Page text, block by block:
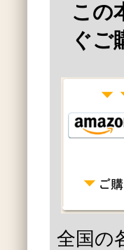
この
ぐご
全国の